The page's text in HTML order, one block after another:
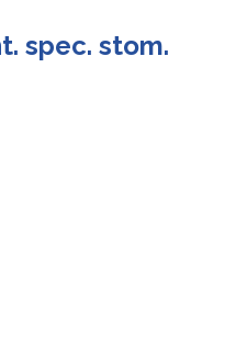
spec. stom.